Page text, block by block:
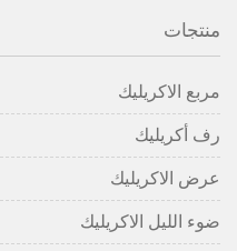
منتجات
مربع الاكريليك
رف أكريليك
عرض الاكريليك
ضوء الليل الاكريليك